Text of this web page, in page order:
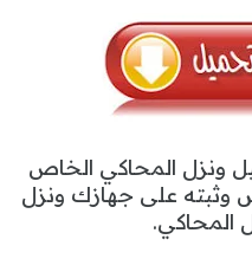
ونزل المحاكي الخاص
وثبته على جهازك ونزل
المحاكي.